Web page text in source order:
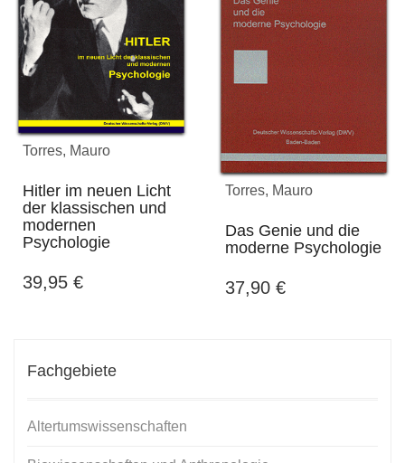
Torres, Mauro
Hitler im neuen Licht
der klassischen und
modernen
Psychologie
39,95 €
Torres, Mauro
Das Genie und die
moderne Psychologie
37,90 €
Fachgebiete
Altertumswissenschaften